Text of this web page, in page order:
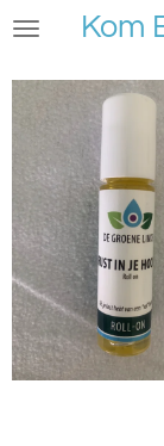
Ga
naar
hoofdinhoud
Kom